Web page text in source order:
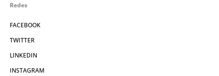
Redes
FACEBOOK
TWITTER
LINKEDIN
INSTAGRAM